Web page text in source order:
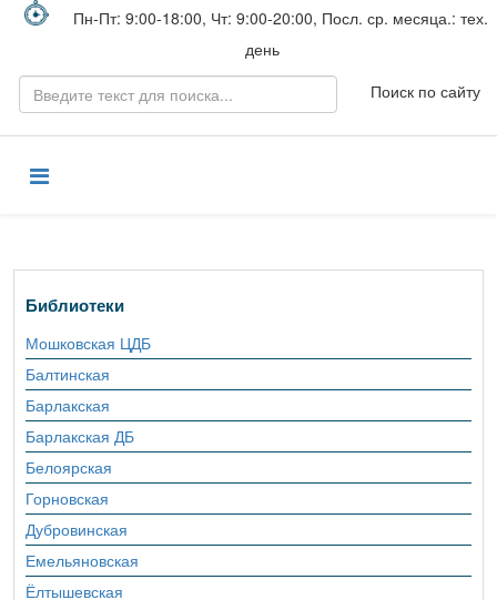
Пн-Пт: 9:00-18:00, Чт: 9:00-20:00, Посл. ср. месяца.: тех.
день
Поиск по сайту
Библиотеки
Мошковская ЦДБ
Балтинская
Барлакская
Барлакская ДБ
Белоярская
Горновская
Дубровинская
Емельяновская
Ёлтышевская